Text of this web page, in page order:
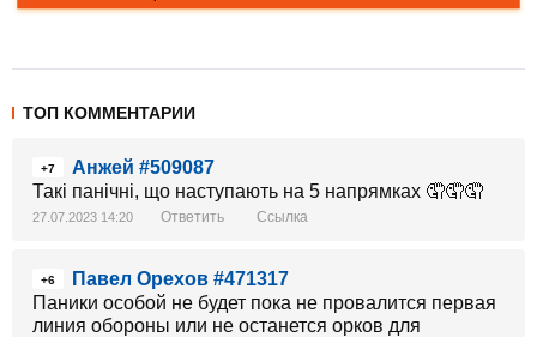
ТОП КОММЕНТАРИИ
+7
Анжей #509087
Такі панічні, що наступають на 5 напрямках 🤦🤦🤦
27.07.2023 14:20 Ответить Ссылка
+6
Павел Орехов #471317
Паники особой не будет пока не провалится первая
линия обороны или не останется орков для